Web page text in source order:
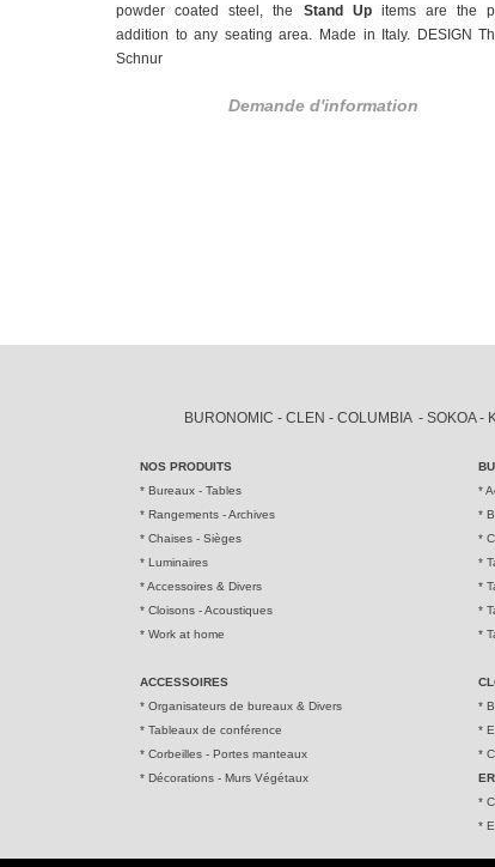
powder coated steel, the Stand Upitems are the
addition to any seating area. Made in Italy. DESIGN
Schnur
Demande d'information
BURONOMIC - CLEN - COLUMBIA - SOKOA -
NOS PRODUITS
* Bureaux - Tables
* Rangements - Archives
* Chaises - Sièges
* Luminaires
*Accessoires & Divers
* Cloisons - Acoustiques
* Work at home
*
*
*
*
*
*
*
ACCESSOIRES
* Organisateurs de bureaux & Divers
* Tableaux de conférence
* Corbeilles - Portes manteaux
* Décorations - Murs Végétaux
*
*
*
*
*